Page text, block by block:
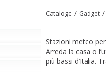
Catalogo Gadget
Stazioni meteo
Arreda la casa o
più bassi d’Italia.